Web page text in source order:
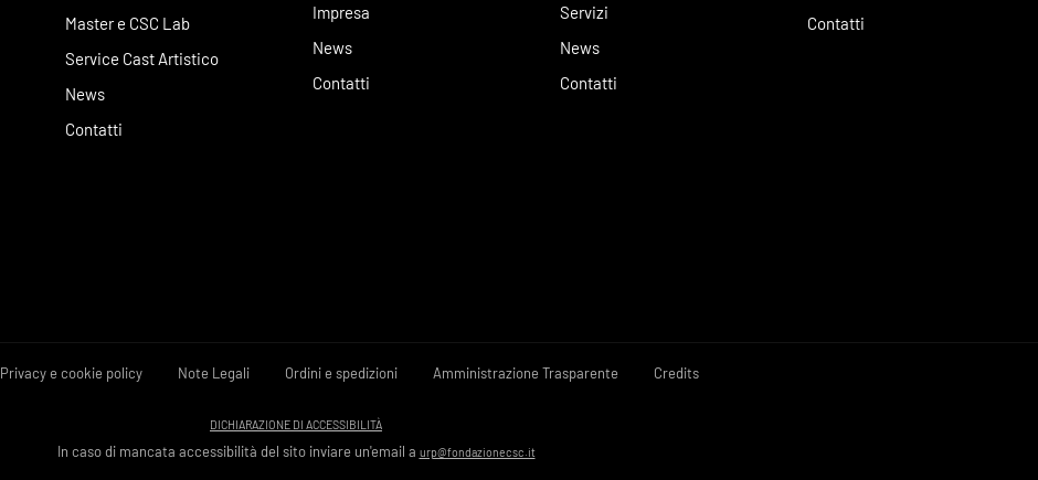
Master e CSC Lab
Service Cast Artistico
News
Contatti
Impresa
News
Contatti
Servizi
News
Contatti
Contatti
Privacy e cookie policy Note Legali Ordini e spedizioni Amministrazione Trasparente Credits
DICHIARAZIONE DI ACCESSIBILITÀ
In caso di mancata accessibilità del sito inviare un'email a urp@fondazionecsc.it